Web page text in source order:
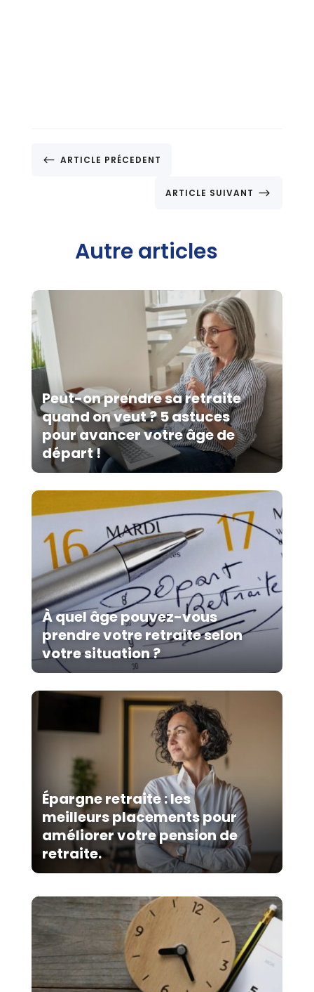
# ARTICLE PRÉCEDENT
ARTICLE SUIVANT $
Autre articles
Peut-on prendre sa retraite
quand on veut ? 5 astuces
pour avancer votre âge de
départ !
À quel âge pouvez-vous
prendre votre retraite selon
votre situation ?
Épargne retraite : les
meilleurs placements pour
améliorer votre pension de
retraite.